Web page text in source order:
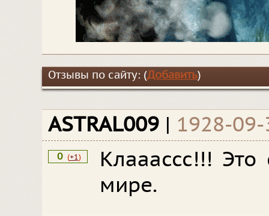
Отзывы по сайту: (Добавить)
ASTRAL009 | 1928-
0 (+1)
Клааассс!!!
мире.